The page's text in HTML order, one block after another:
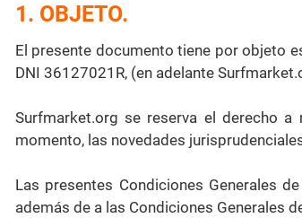
1. OBJETO.
El presente documento tiene por objeto
DNI 36127021R, (en adelante
Surfmarket.org se reserva el derecho
momento, las novedades
Las presentes Condiciones Generales
además de a las Condiciones Generales